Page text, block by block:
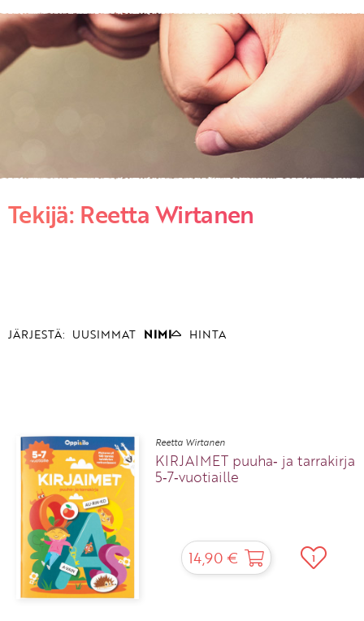
KIRJAUDU SISÄÄN
Etkö ole vielä asiakkaamme?
Tekijä: Reetta Wirtanen
JÄRJESTÄ: UUSIMMAT NIMI HINTA
Reetta Wirtanen
KIRJAIMET puuha‑ ja tarrakirja
5‑7‑vuotiaille
14,90 € 1